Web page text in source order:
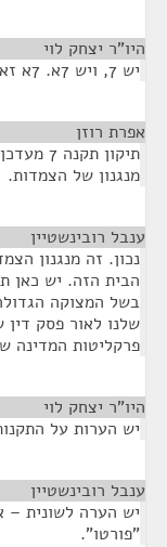
היו"ר יצחק לוי
יש 7, ויש 7א. 7א זאת ההצמדה ו-7 זה שינוי התעריפים.
אפרת רוזן
מנגנון של הצמדות.
ענבל רובינשטיין
נכון. זה מנגנון
הבית הזה. יש כאן
בשל המצוקה
שלנו לאור פסק
פרקליטות המדינה
היו"ר יצחק לוי
יש הערות על
ענבל רובינשטיין
יש הערה לשונית –
"פורטו".